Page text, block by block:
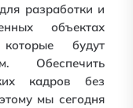
разработки и
объектах
будут
Обеспечить
кадров без
мы сегодня